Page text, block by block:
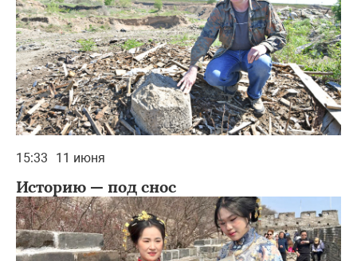
15:33 11 июня
Историю — под снос